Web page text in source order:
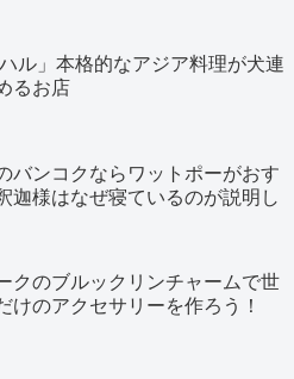
ハル」本格的なアジア料理が犬連
るお店
バンコクならワットポーがおす
迦様はなぜ寝ているのが説明し
クのブルックリンチャームで世
けのアクセサリーを作ろう！